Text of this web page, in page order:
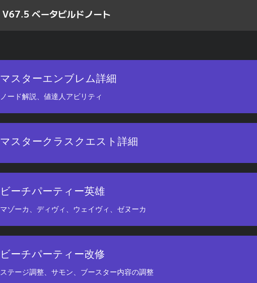
V67.5 ベータビルドノート
マスターエンブレム詳細
ノード解説、値達人アビリティ
マスタークラスクエスト詳細
ビーチパーティー英雄
マゾーカ、ディヴィ、ウェイヴィ、ゼヌーカ
ビーチパーティー改修
ステージ調整、サモン、ブースター内容の調整